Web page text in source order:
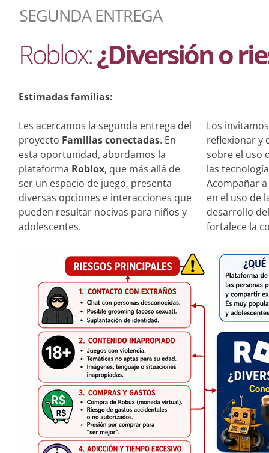
SEGUNDA ENTREGA
Roblox:¿Diversión o
Estimadas familias:
Les acercamos la segunda entrega del
proyecto Familias conectadas. En
esta oportunidad, abordamos la
plataforma Roblox, que más allá de
ser un espacio de juego, presenta
diversas opciones e interacciones que
pueden resultar nocivas para niños y
adolescentes.
Los
reflexionar y
sobre el uso
las
Acompañar
en el uso de
desarrollo
fortalece la